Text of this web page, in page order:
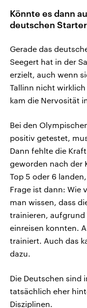
Könnte es dann
deutschen
Gerade das
Seegert hat in der
erzielt, auch wenn
Tallinn nicht
kam die Nervosität
Bei den
positiv getestet,
Dann fehlte die
geworden nach der
Top 5 oder 6
Frage ist dann: Wie
man wissen, dass
trainieren, aufgrund
einreisen konnten.
trainiert. Auch das
dazu.
Die Deutschen sind
tatsächlich eher
Disziplinen.